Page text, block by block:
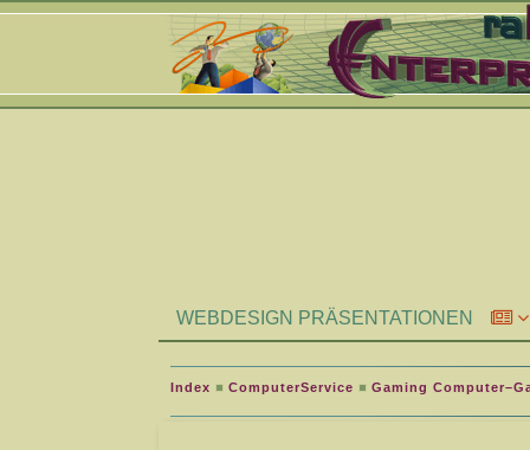
WEBDESIGN PRÄSENTATIONEN
Index ComputerService Gaming